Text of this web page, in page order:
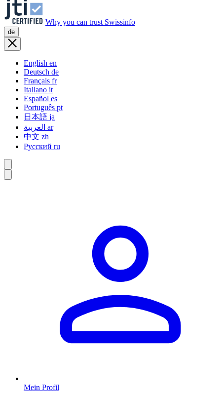
Why you can trust Swissinfo
de
English en
Deutsch de
Français fr
Italiano it
Español es
Português pt
日本語 ja
ar
中文 zh
Русский ru
Mein Profil